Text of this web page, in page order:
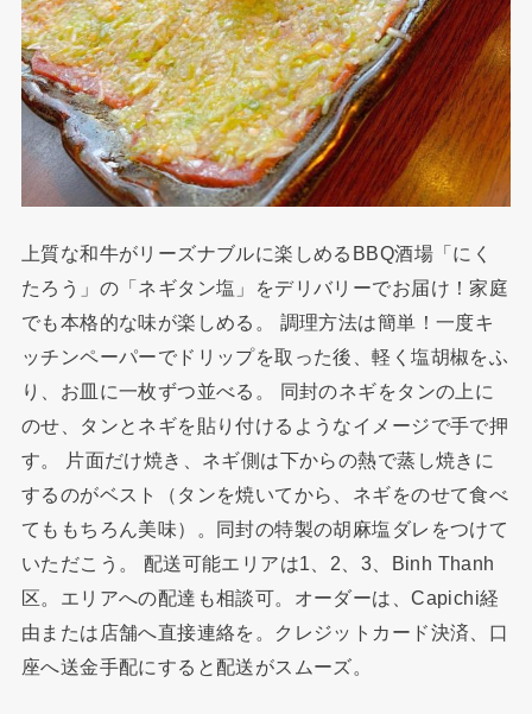
上質な和牛がリーズナブルに楽しめるBBQ酒場「にく
たろう」の「ネギタン塩」をデリバリーでお届け！家庭
でも本格的な味が楽しめる。 調理方法は簡単！一度キ
ッチンペーパーでドリップを取った後、軽く塩胡椒をふ
り、お皿に一枚ずつ並べる。 同封のネギをタンの上に
のせ、タンとネギを貼り付けるようなイメージで手で押
す。 片面だけ焼き、ネギ側は下からの熱で蒸し焼きに
するのがベスト（タンを焼いてから、ネギをのせて食べ
てももちろん美味）。同封の特製の胡麻塩ダレをつけて
いただこう。 配送可能エリアは1、2、3、Binh Thanh
区。エリアへの配達も相談可。オーダーは、Capichi経
由または店舗へ直接連絡を。クレジットカード決済、口
座へ送金手配にすると配送がスムーズ。